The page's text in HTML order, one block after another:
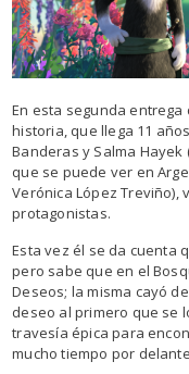
En esta segunda
historia, que llega 11
Banderas y Salma
que se puede ver en
Verónica López Treviño),
protagonistas.
Esta vez él se da cuenta
pero sabe que en el
Deseos; la misma cayó
deseo al primero que se
travesía épica para
mucho tiempo por